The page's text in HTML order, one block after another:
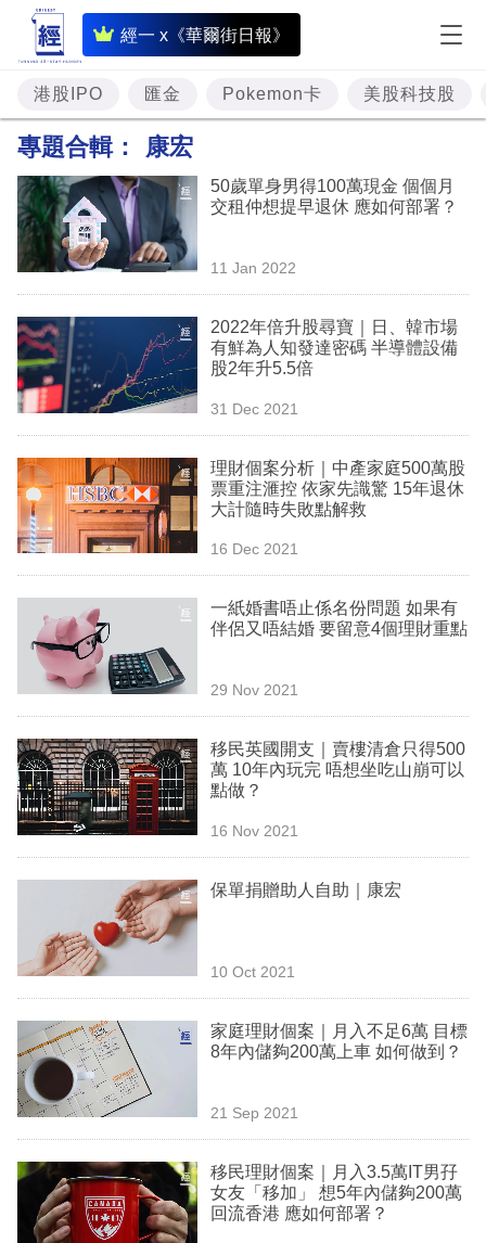
經一 x《華爾街日報》
即
時
財
經
題
投
資
樓
市
理
商
業
科
技
場
生
時
事
欄
訂
區
港股IPO 匯金 Pokemon卡 美股科技股
專題合輯： 康宏
50歲單身男得100萬現金 個個月
交租仲想提早退休 應如何部署？
11 Jan 2022
2022年倍升股尋寶｜日、韓市場
有鮮為人知發達密碼 半導體設備
股2年升5.5倍
31 Dec 2021
理財個案分析｜中產家庭500萬股
票重注滙控 依家先識驚 15年退休
大計隨時失敗點解救
16 Dec 2021
一紙婚書唔止係名份問題 如果有
伴侶又唔結婚 要留意4個理財重點
29 Nov 2021
移民英國開支｜賣樓清倉只得500
萬 10年內玩完 唔想坐吃山崩可以
點做？
16 Nov 2021
保單捐贈助人自助｜康宏
10 Oct 2021
家庭理財個案｜月入不足6萬 目標
8年內儲夠200萬上車 如何做到？
21 Sep 2021
移民理財個案｜月入3.5萬IT男孖
女友「移加」 想5年內儲夠200萬
回流香港 應如何部署？